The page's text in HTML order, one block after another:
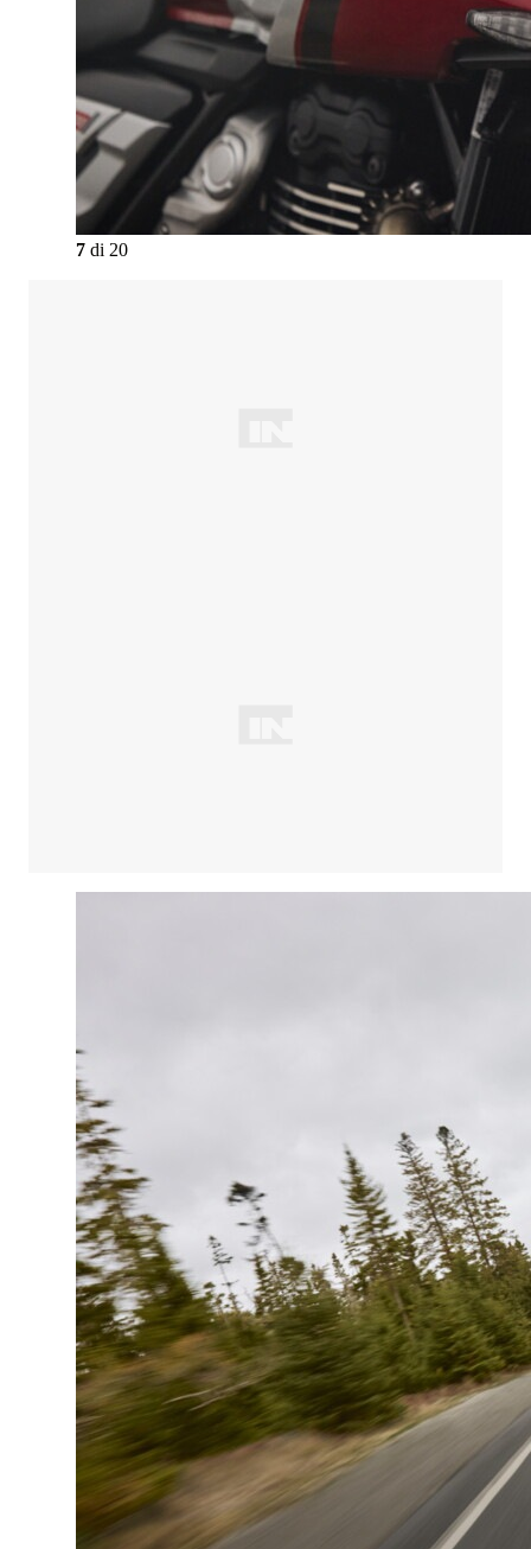
7 di 20